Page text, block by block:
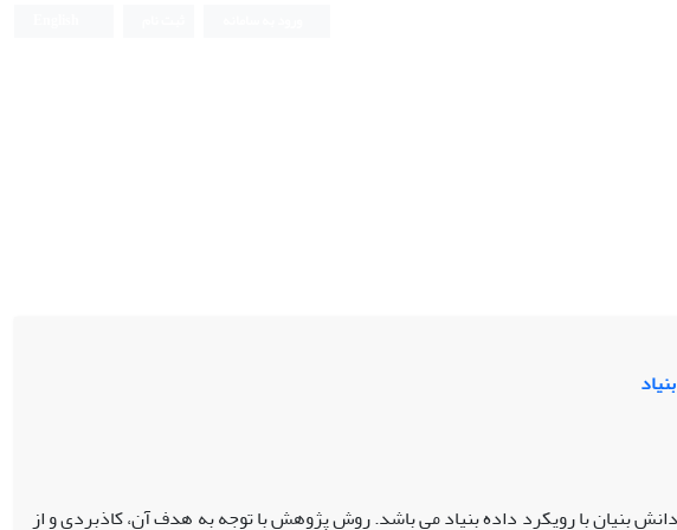
بنیان با رویکرد داده بنیاد می باشد. روش پژوهش با توجه به هدف آن، کاذبردی و از